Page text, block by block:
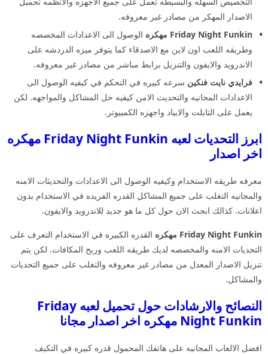
الاصدار المهكر من مصادر غير معروفه.
Friday Night Funkin مهكره
الوصول الى الاعدادات المخصصه
وطريقه اللعب اون لاين مع الاصدقاء كما يتوفر ميزه الدردشه على
الاندرويد والايفون والتنزيل برابط مباشر من مصادر غير معروفه.
فرايدي نايت فنكين سرعه كبيره في التحكم في كيفيه الوصول الى
الاعدادات المجانيه والتحديث الامن كيفيه حل المشاكل والمواجهه. لكن
يعمل على التابلت والايباد واجهزه الكمبيوتر.
ابرز التحديات لعبه Friday Night Funkin مهكره
اخر اصدار
معرفه طريقه الاستخدام وكيفيه الوصول الى الاعدادات والتحديثات الامنه
والمجانيه التغلب على جميع المشاكل القدره الفريده في الاستخدام بدون
اعلانات. كذالك ابحث الان حول كل ما هو جديد للاندرويد والايفون.
Friday Night Funkin مهكره
القدره الكبيره في الاستخدام التعرف على
التحديات الامنه والمخصصه لديك طريقه اللعب وربح المكافات. لكن يتم
تنزيل الاصدار المعدل من مصادر غير معروفه والتغلب على جميع التحديات
والمشاكل.
النصائح والارشادات حول تحميل لعبه Friday
Night Funkin مهكره اخر اصدار مجانا
افضل الالعاب المجانيه على هاتفك المحمول قدره كبيره في التكيف